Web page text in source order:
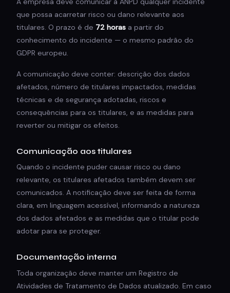
que possa acarretar risco ou dano relevante aos
titulares. O prazo é de 72 horas a partir do
conhecimento do incidente — o mesmo padrão do
GDPR europeu.
A comunicação deve conter: descrição dos dados
afetados, número de titulares impactados, medidas
técnicas e de segurança adotadas, riscos e
consequências para os titulares, e as medidas para
reverter ou mitigar os efeitos.
Comunicação aos titulares
Quando o incidente puder causar risco ou dano
relevante, os titulares afetados também devem ser
comunicados. A notificação deve ser feita de forma
clara, em linguagem acessível, informando a natureza
dos dados afetados e as medidas que o titular pode
adotar para se proteger.
Documentação interna
Toda organização deve manter um Registro de
Atividades de Tratamento de Dados atualizado. Em caso